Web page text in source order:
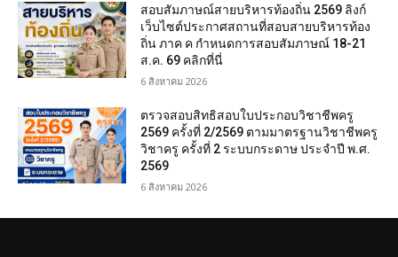
สอบสัมภาษณ์สายบริหารท้องถิ่น 2569 ลิงก์
เว็บไซต์ประกาศสถานที่สอบสายบริหารท้อง
ถิ่น ภาค ค กำหนดการสอบสัมภาษณ์ 18-21
ส.ค. 69 คลิกที่นี่
6 สิงหาคม 2026
ตรวจสอบสิทธิสอบใบประกอบวิชาชีพครู
2569 ครั้งที่ 2/2569 ตามมาตรฐานวิชาชีพครู
วิชาครู ครั้งที่ 2 ระบบกระดาษ ประจำปี พ.ศ.
2569
6 สิงหาคม 2026